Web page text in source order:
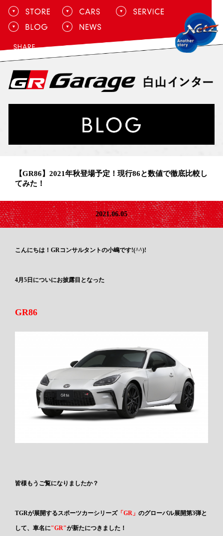
【GR86】2021年秋登場予定！現行86と数値で徹底比較し
てみた！
2021.06.05
こんにちは！GRコンサルタントの小嶋です!(^^)!
4月5日についにお披露目となった
GR86
皆様もうご覧になりましたか？
TGRが展開するスポーツカーシリーズ「GR」のグローバル展開第3弾と
して、車名に"GR"が新たにつきました！